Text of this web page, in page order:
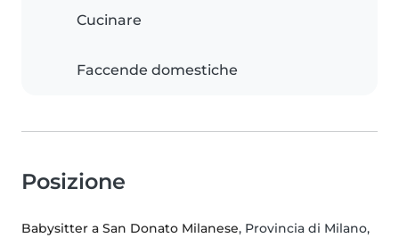
Cucinare
Faccende domestiche
Posizione
Babysitter a San Donato Milanese, Provincia di Milano,